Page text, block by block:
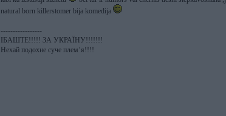
natural born killerstomer bija komedija
-----------------
ІБАШТЕ!!!!! ЗА УКРАЇНУ!!!!!!!
Нехай подохне суче плем’я!!!!